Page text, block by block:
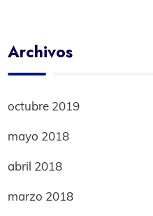
Archivos
octubre 2019
mayo 2018
abril 2018
marzo 2018